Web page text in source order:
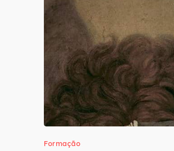
Formação